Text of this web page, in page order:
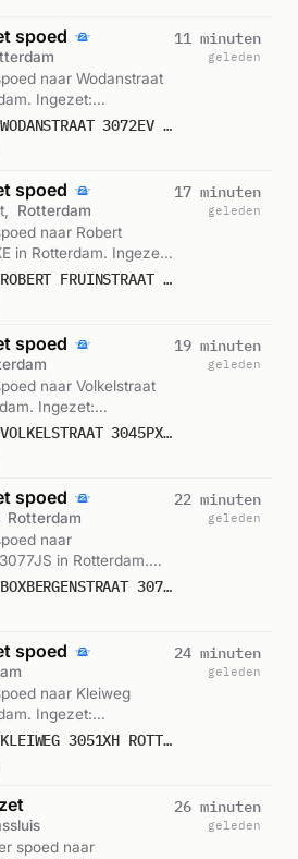
spoed
naar Wodanstraat
Ingezet:
Gemeld om 15:59.
A1 AMBU 17128 WODANSTRAAT 3072EV ROTTERDAM ROTTDM BON 122467
11 minuten
geleden
spoed
Rotterdam
naar Robert
in Rotterdam. Ingezet:
Gemeld om 15:52.
A1 AMBU 17112 ROBERT FRUINSTRAAT 3021XE ROTTERDAM ROTTDM BON 122462
17 minuten
geleden
spoed
naar Volkelstraat
Ingezet:
Gemeld om 15:50.
A1 AMBU 17170 VOLKELSTRAAT 3045PX ROTTERDAM ROTTDM BON 122461
19 minuten
geleden
spoed
Rotterdam
naar
in Rotterdam.
17-111. Gemeld om A1 AMBU 17111 BOXBERGENSTRAAT 3077JS ROTTERDAM ROTTDM BON 122459
22 minuten
geleden
spoed
naar Kleiweg
Ingezet:
Gemeld om 15:45.
A1 AMBU 17106 KLEIWEG 3051XH ROTTERDAM ROTTDM BON 122456
24 minuten
geleden
spoed naar
26 minuten
geleden